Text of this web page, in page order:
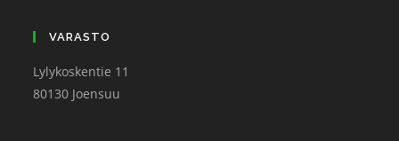
VARASTO
Lylykoskentie 11
80130 Joensuu